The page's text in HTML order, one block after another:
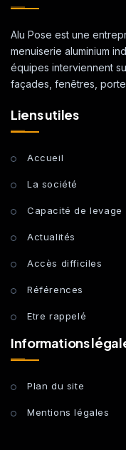
Alu Pose est une
menuiserie aluminium
équipes interviennent
façades, fenêtres,
Liens utiles
Accueil
La société
Capacité de levage
Actualités
Accès difficiles
Références
Etre rappelé
Informations
Plan du site
Mentions légales